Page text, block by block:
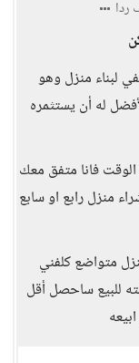
لبناء منزل وهو
له أن يستثمره
الوقت فانا متفق معك
منزل رابع او سابع
متواضع كلفني
للبيع ساحصل أقل